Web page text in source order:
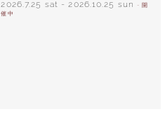
2026.7.25 sat -2026.10.25 sun
- 開
催中